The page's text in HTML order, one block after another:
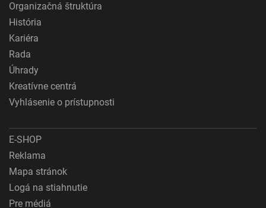
Organizačná štruktúra
História
Kariéra
Rada
Úhrady
Kreatívne centrá
Vyhlásenie o prístupnosti
E-SHOP
Reklama
Mapa stránok
Logá na stiahnutie
Pre médiá